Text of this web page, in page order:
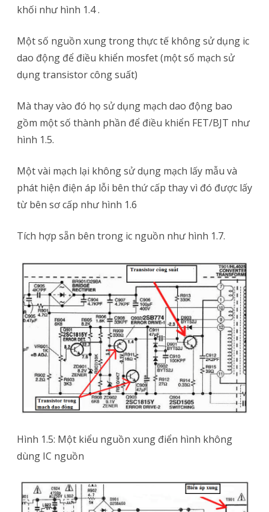
khối như hình 1.4 .
Một số nguồn xung trong thực tế không sử dụng ic
dao động để điều khiển mosfet (một số mạch sử
dụng transistor công suất)
Mà thay vào đó họ sử dụng mạch dao động bao
gồm một số thành phần để điều khiển FET/BJT như
hình 1.5.
Một vài mạch lại không sử dụng mạch lấy mẫu và
phát hiện điện áp lỗi bên thứ cấp thay vì đó được lấy
từ bên sơ cấp như hình 1.6
Tích hợp sẵn bên trong ic nguồn như hình 1.7.
Hình 1.5: Một kiểu nguồn xung điển hình không
dùng IC nguồn